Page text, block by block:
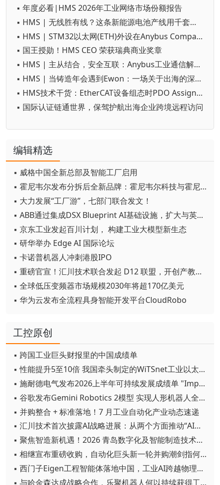
▪ 年度必看|HMS 2026年工业网络市场份额报告
▪ HMS | 无线胜有线？这条新能源电池产线用千套部署投票
▪ HMS | STM32以太网(ETH)外设在Anybus CompactCom40 Ethernet平台上的快速验证
▪ 国王授勋！HMS CEO 荣获瑞典商业奖章
▪ HMS | 主从结合，安全互联：Anybus工业通信解决方案全栈升级
▪ HMS | 当铸造年会遇到Ewon：一场关于出海的深度对话
▪ HMS技术干货：EtherCAT设备组态时PDO Assign与config关键字的作用
▪ 国际认证链通世界，保驾护航出海企业跨境远程访问
编辑精选
▪ 威格中国全新总部及智能工厂启用
▪ 霍尼韦尔发布分拆后全新品牌：霍尼韦尔科技与霍尼韦尔航空航天
▪ 大力发展“工厂游”，七部门联合发文！
▪ ABB通过集成DSX Blueprint AI基础设施，扩大与英伟达的合作
▪ 京东工业发起百川计划， 构建工业大模型新生态
▪ 研华举办 Edge AI 国际论坛
▪ 卡诺普机器人冲刺港股IPO
▪ 重磅官宣！汇川技术联合发起 D12 联盟，开创产教融合新范式
▪ 全球低压变频器市场规模2030年将超170亿美元
▪ 华为云发布全流程具身智能开发平台CloudRobo
工控原创
▪ 跨国工业巨头财报里的中国成绩单
▪ 性能提升5至10倍 我国牵头制定的WiTSnet工业以太网国际标准正式发布
▪ 施耐德电气发布2026上半年可持续发展成绩单 "Impact 2030"路线图开局稳健
▪ 谷歌发布Gemini Robotics 2模型 实现人形机器人全身智能控制突破
▪ 并购整合 + 标准落地！7 月工业自动化产业动态速递
▪ 汇川技术首次披露AI战略进展：从两个方面推动“AI业务化”落地
▪ 聚焦智造新机遇！2026 青岛数字化及智能制造技术论坛圆满落幕
▪ 相继宣布重磅收购，自动化巨头新一轮并购潮剑指何方？
▪ 西门子Eigen工程智能体落地中国，工业AI跨越物理世界“确定性”拐点
▪ 与哈金森达成战略合作，乐聚机器人何以持续获得工业巨头青睐？